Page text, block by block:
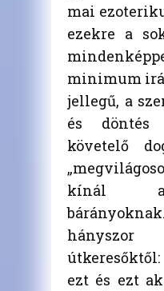
mai
ezekre a
minimum
jellegű, a
és döntés
követelő
kínál
útkeresőktől:
ezt és ezt